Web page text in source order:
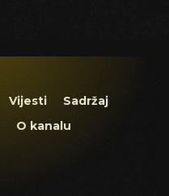
Vijesti
Sadržaj
O kanalu